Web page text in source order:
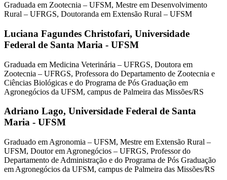
Graduada em Zootecnia – UFSM, Mestre em Desenvolvimento
Rural – UFRGS, Doutoranda em Extensão Rural – UFSM
Luciana Fagundes Christofari, Universidade
Federal de Santa Maria - UFSM
Graduada em Medicina Veterinária – UFRGS, Doutora em
Zootecnia – UFRGS, Professora do Departamento de Zootecnia e
Ciências Biológicas e do Programa de Pós Graduação em
Agronegócios da UFSM, campus de Palmeira das Missões/RS
Adriano Lago, Universidade Federal de Santa
Maria - UFSM
Graduado em Agronomia – UFSM, Mestre em Extensão Rural –
UFSM, Doutor em Agronegócios – UFRGS, Professor do
Departamento de Administração e do Programa de Pós Graduação
em Agronegócios da UFSM, campus de Palmeira das Missões/RS